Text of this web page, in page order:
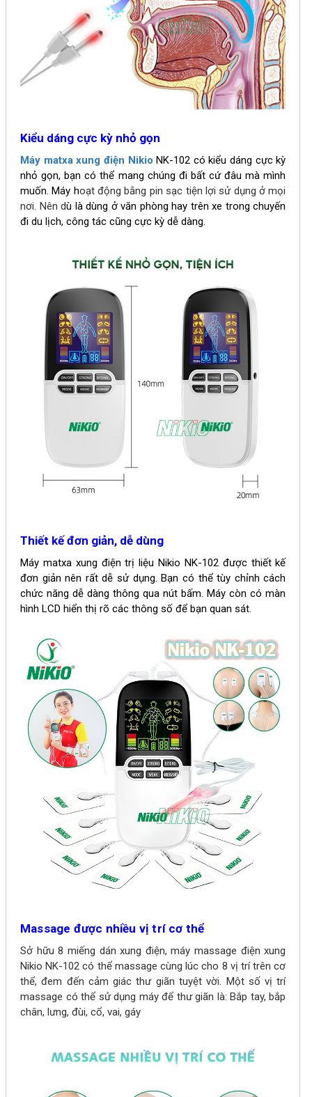
Kiểu dáng cực kỳ nhỏ gọn
Máy matxa xung điện Nikio NK-102 có kiểu dáng cực kỳ
nhỏ gọn, bạn có thể mang chúng đi bất cứ đâu mà mình
muốn. Máy hoạt động bằng pin sạc tiện lợi sử dụng ở mọi
nơi. Nên dù là dùng ở văn phòng hay trên xe trong chuyến
đi du lịch, công tác cũng cực kỳ dễ dàng.
Thiết kế đơn giản, dễ dùng
Máy matxa xung điện trị liệu Nikio NK-102 được thiết kế
đơn giản nên rất dễ sử dụng. Bạn có thể tùy chỉnh cách
chức năng dễ dàng thông qua nút bấm. Máy còn có màn
hình LCD hiển thị rõ các thông số để bạn quan sát.
Massage được nhiều vị trí cơ thể
Sở hữu 8 miếng dán xung điện, máy massage điện xung
Nikio NK-102 có thể massage cùng lúc cho 8 vị trí trên cơ
thể, đem đến cảm giác thư giãn tuyệt vời. Một số vị trí
massage có thể sử dụng máy để thư giãn là: Bắp tay, bắp
chân, lưng, đùi, cổ, vai, gáy